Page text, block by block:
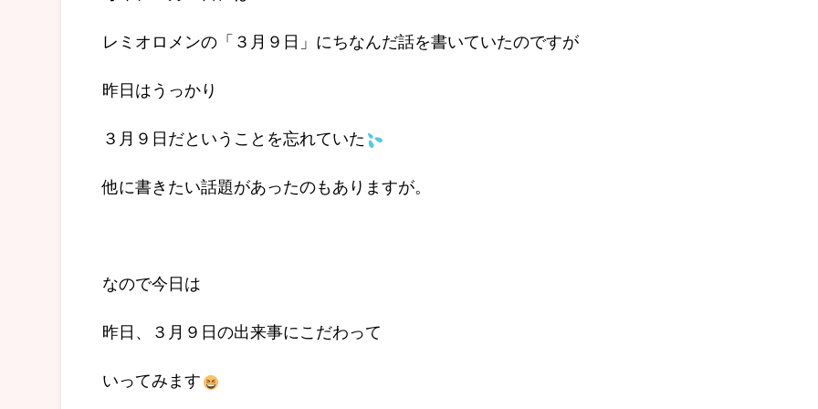
レミオロメンの「３月９日」にちなんだ話を書いていたのですが
昨日はうっかり
３月９日だということを忘れていた
他に書きたい話題があったのもありますが。
なので今日は
昨日、３月９日の出来事にこだわって
いってみます